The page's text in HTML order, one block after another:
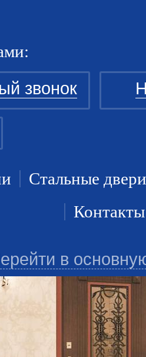
Стальные двери
Контакты
звонок
в